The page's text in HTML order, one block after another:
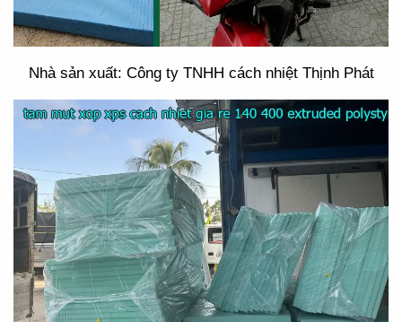
Nhà sản xuất: Công ty TNHH cách nhiệt Thịnh Phát